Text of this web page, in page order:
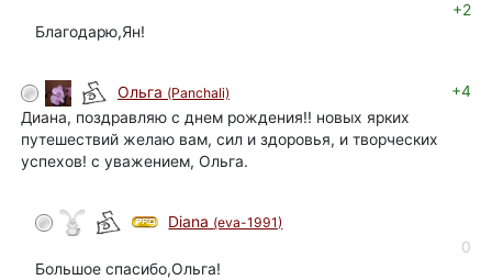
+2
Благодарю,Ян!
Ольга (Panchali)
+4
Диана, поздравляю с днем рождения!! новых ярких
путешествий желаю вам, сил и здоровья, и творческих
успехов! с уважением, Ольга.
Diana (eva-1991)
0
Большое спасибо,Ольга!